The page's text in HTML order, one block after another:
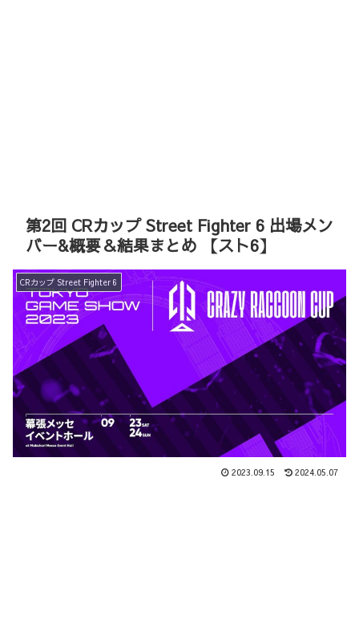
第2回 CRカップ Street Fighter 6 出場メン
バー&概要＆結果まとめ 【スト6】
CRカップ Street Fighter 6
2023.09.15 2024.05.07